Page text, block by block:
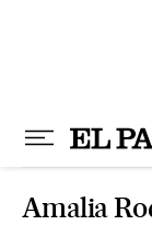
Amalia